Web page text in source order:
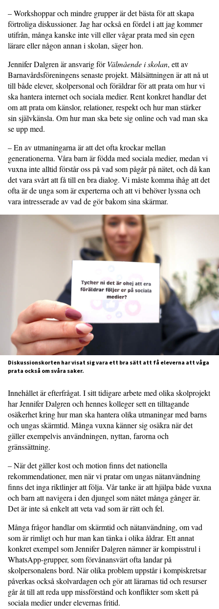
– Workshoppar och mindre grupper är det bästa för att skapa
förtroliga diskus­sioner. Jag har också en fördel i att jag kommer
utifrån, många kanske inte vill eller vågar prata med sin egen
lärare eller någon annan i skolan, säger hon.
Jennifer Dalgren är ansvarig förVälmående i skolan, ett av
Barnavårds­föreningens senaste projekt. Målsätt­ningen är att nå ut
till både elever, skol­personal och föräldrar för att prata om hur vi
ska hantera internet och sociala medier. Rent konkret handlar det
om att prata om känslor, relationer, respekt och hur man stärker
sin självkänsla. Om hur man ska bete sig online och vad man ska
se upp med.
– En av utmaningarna är att det ofta krockar mellan
generationerna. Våra barn är födda med sociala medier, medan vi
vuxna inte alltid förstår oss på vad som pågår på nätet, och då kan
det vara svårt att få till en bra dialog. Vi måste komma ihåg att det
ofta är de unga som är experterna och att vi behöver lyssna och
vara intresserade av vad de gör bakom sina skärmar.
Diskussionskorten har visat sig vara ett bra sätt att få eleverna att våga
prata också om svåra saker.
Innehållet är efterfrågat. I sitt tidigare arbete med olika skolprojekt
har Jennifer Dalgren och hennes kolleger sett en tilltagande
osäkerhet kring hur man ska hantera olika utmaningar med barns
och ungas skärmtid. Många vuxna känner sig osäkra när det
gäller exempelvis användningen, nyttan, farorna och
gränssättning.
– När det gäller kost och motion finns det nationella
rekommendationer, men när vi pratar om ungas nätanvändning
finns det inga riktlinjer att följa. Vår tanke är att hjälpa både vuxna
och barn att navigera i den djungel som nätet många gånger är.
Det är inte så enkelt att veta vad som är rätt och fel.
Många frågor handlar om skärmtid och nätanvändning, om vad
som är rimligt och hur man kan tänka i olika åldrar. Ett annat
konkret exempel som Jennifer Dalgren nämner är kompisstrul i
WhatsApp-grupper, som förvånansvärt ofta landar på
skolpersonalens bord. När olika problem uppstår i kompiskretsar
påverkas också skolvardagen och gör att lärarnas tid och resurser
går åt till att reda upp missförstånd och konflikter som skett på
sociala medier under elevernas fritid.